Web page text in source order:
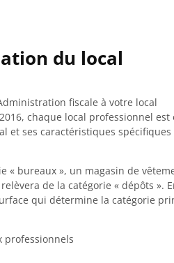
du local
fiscale à votre local
chaque local professionnel est
et ses caractéristiques spécifiques
« bureaux », un magasin de
de la catégorie « dépôts ».
qui détermine la catégorie
professionnels